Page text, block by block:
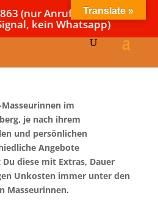
(nur Anrufe, SMS,
kein Whatsapp)
im
je nach ihrem
und persönlichen
Angebote
diese mit Extras, Dauer
Unkosten immer unter den
Masseurinnen.
Translate »